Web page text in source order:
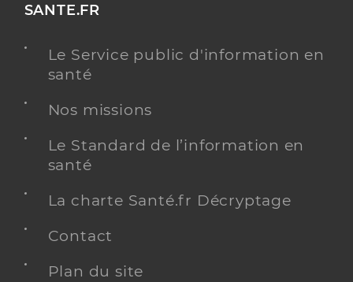
SANTE.FR
Le Service public d'information en
santé
Nos missions
Le Standard de l’information en
santé
La charte Santé.fr Décryptage
Contact
Plan du site